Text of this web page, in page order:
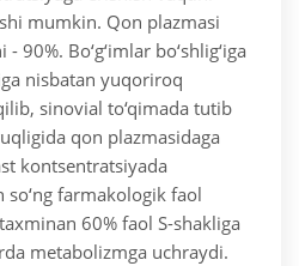
mumkin. Qon plazmasi
90%. Bo‘g‘imlar bo‘shlig‘iga
nisbatan yuqoriroq
sinovial to‘qimada tutib
qon plazmasidaga
kontsentratsiyada
so‘ng farmakologik faol
60% faol S-shakliga
metabolizmga uchraydi.